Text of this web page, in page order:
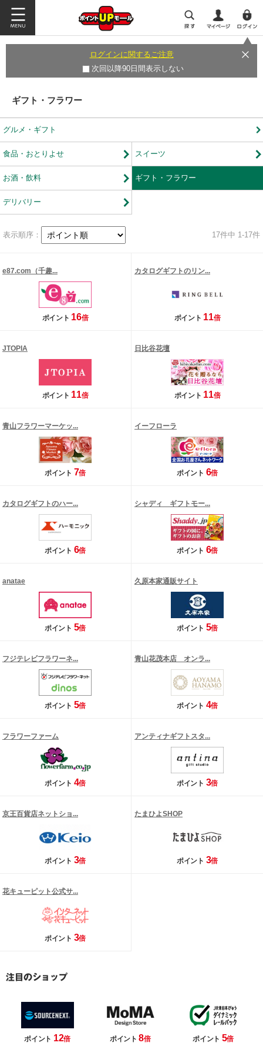
ログインに関するご注意
次回以降90日間表示しない
ギフト・フラワー
グルメ・ギフト
食品・おとりよせ スイーツ
お酒・飲料 ギフト・フラワー
デリバリー
表示順序： 17件中 1-17件
e87.com（千趣...
ポイント 16倍
カタログギフトのリン...
ポイント 11倍
JTOPIA
ポイント 11倍
日比谷花壇
ポイント 11倍
青山フラワーマーケッ...
ポイント 7倍
イーフローラ
ポイント 6倍
カタログギフトのハー...
ポイント 6倍
シャディ ギフトモー...
ポイント 6倍
anatae
ポイント 5倍
久原本家通販サイト
ポイント 5倍
フジテレビフラワーネ...
ポイント 5倍
青山花茂本店 オンラ...
ポイント 4倍
フラワーファーム
ポイント 4倍
アンティナギフトスタ...
ポイント 3倍
京王百貨店ネットショ...
ポイント 3倍
たまひよSHOP
ポイント 3倍
花キューピット公式サ...
ポイント 3倍
ポイント 12倍 ポイント8倍 ポイント 5倍